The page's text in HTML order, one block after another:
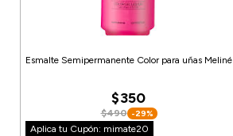
Esmalte Semipermanente Color para uñas Meliné
$350
$490 -29%
Aplica tu Cupón: mimate20